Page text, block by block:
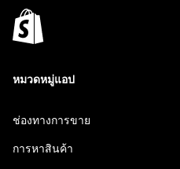
หมวดหมู่แอป
ช่องทางการขาย
การหาสินค้า